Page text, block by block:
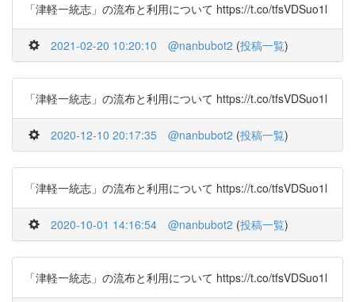
「津軽一統志」の流布と利用について https://t.co/tfsVDSuo1l
2021-02-20 10:20:10 @nanbubot2 (投稿一覧)
「津軽一統志」の流布と利用について https://t.co/tfsVDSuo1l
2020-12-10 20:17:35 @nanbubot2 (投稿一覧)
「津軽一統志」の流布と利用について https://t.co/tfsVDSuo1l
2020-10-01 14:16:54 @nanbubot2 (投稿一覧)
「津軽一統志」の流布と利用について https://t.co/tfsVDSuo1l